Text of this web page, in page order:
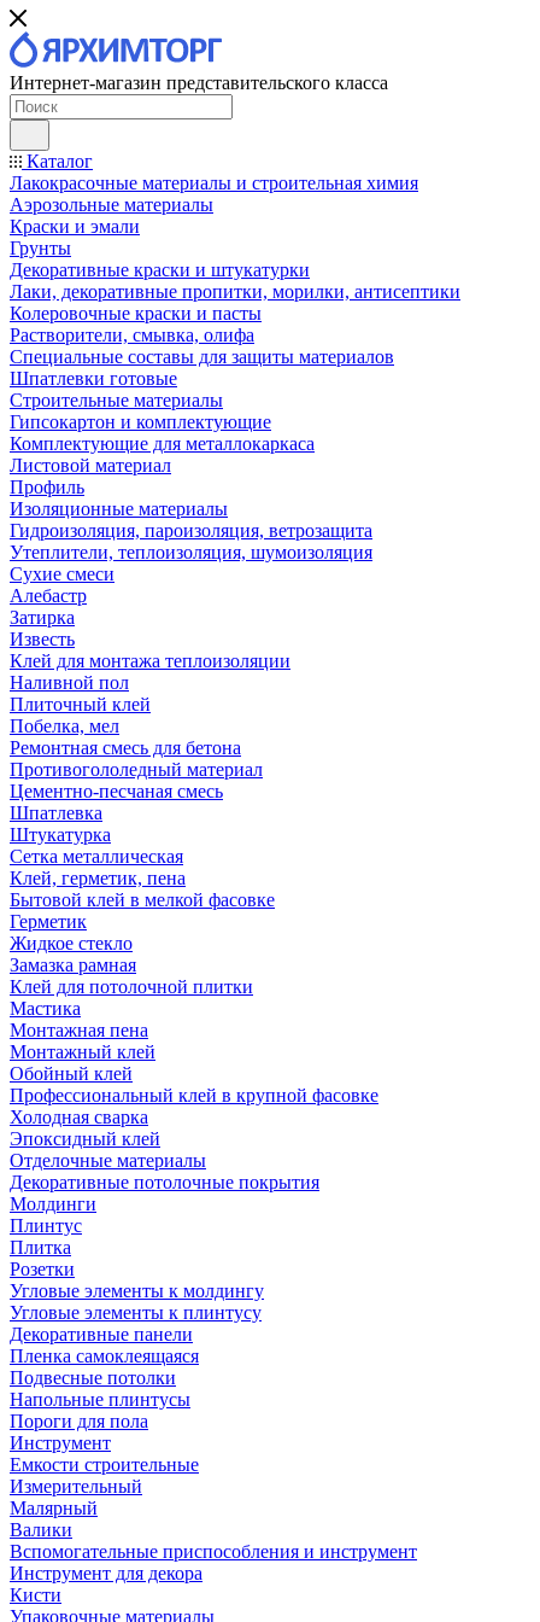
Интернет-магазин представительского класса
Каталог
Лакокрасочные материалы и строительная химия
Аэрозольные материалы
Краски и эмали
Грунты
Декоративные краски и штукатурки
Лаки, декоративные пропитки, морилки, антисептики
Колеровочные краски и пасты
Растворители, смывка, олифа
Специальные составы для защиты материалов
Шпатлевки готовые
Строительные материалы
Гипсокартон и комплектующие
Комплектующие для металлокаркаса
Листовой материал
Профиль
Изоляционные материалы
Гидроизоляция, пароизоляция, ветрозащита
Утеплители, теплоизоляция, шумоизоляция
Сухие смеси
Алебастр
Затирка
Известь
Клей для монтажа теплоизоляции
Наливной пол
Плиточный клей
Побелка, мел
Ремонтная смесь для бетона
Противогололедный материал
Цементно-песчаная смесь
Шпатлевка
Штукатурка
Сетка металлическая
Клей, герметик, пена
Бытовой клей в мелкой фасовке
Герметик
Жидкое стекло
Замазка рамная
Клей для потолочной плитки
Мастика
Монтажная пена
Монтажный клей
Обойный клей
Профессиональный клей в крупной фасовке
Холодная сварка
Эпоксидный клей
Отделочные материалы
Декоративные потолочные покрытия
Молдинги
Плинтус
Плитка
Розетки
Угловые элементы к молдингу
Угловые элементы к плинтусу
Декоративные панели
Пленка самоклеящаяся
Подвесные потолки
Напольные плинтусы
Пороги для пола
Инструмент
Емкости строительные
Измерительный
Малярный
Валики
Вспомогательные приспособления и инструмент
Инструмент для декора
Кисти
Упаковочные материалы